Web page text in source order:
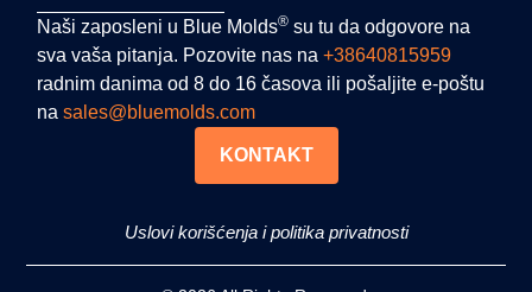
Naši zaposleni u Blue Molds® su tu da odgovore na
sva vaša pitanja. Pozovite nas na+38640815959
radnim danima od 8 do 16 časova ili pošaljite e-poštu
nasales@bluemolds.com
KONTAKT
Uslovi korišćenja i politika privatnosti